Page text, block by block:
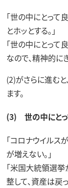
「世の中にとって
とホッとする。」
「世の中にとって
なので、精神的にき
(2)がさらに進むと
ます。
(3) 世の中にとっ
「コロナウイルス
が増えない。」
「米国大統領選
整して、資産は戻